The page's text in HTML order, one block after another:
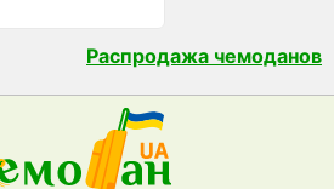
Распродажа чемоданов